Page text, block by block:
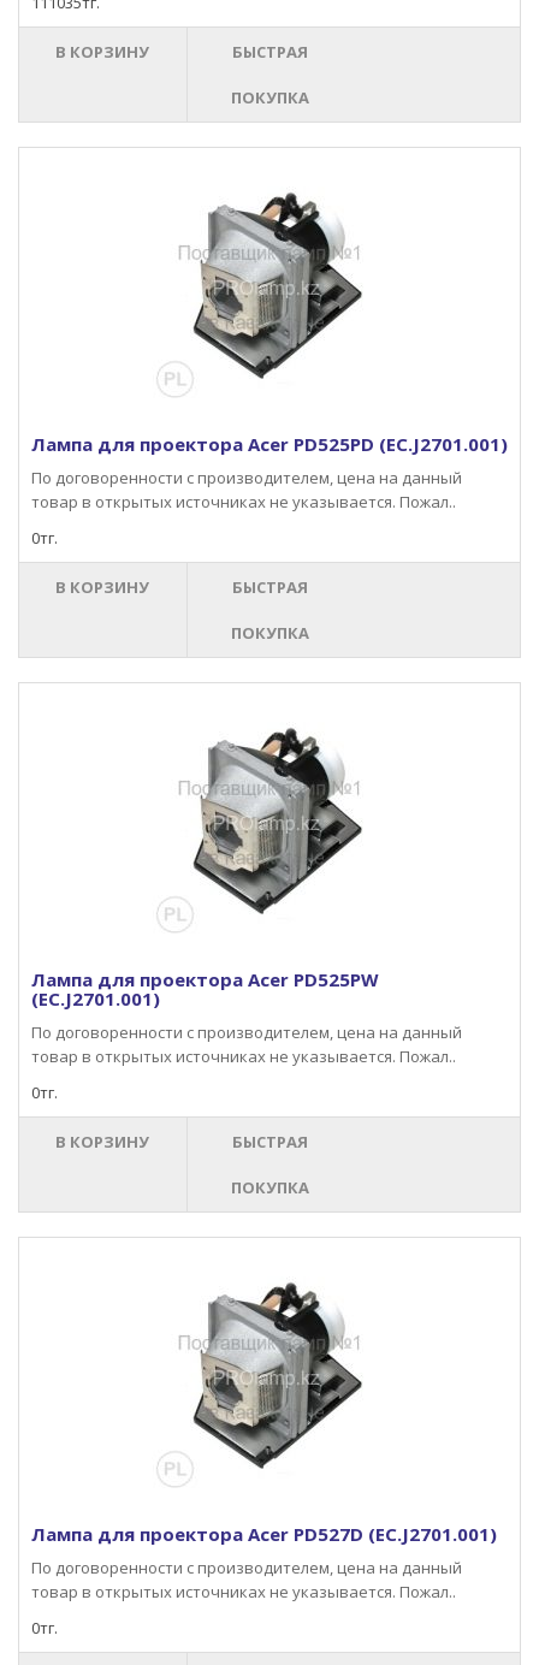
В КОРЗИНУ БЫСТРАЯ
ПОКУПКА
Лампа для проектора Acer PD525PD (EC.J2701.001)
По договоренности с производителем, цена на данный
товар в открытых источниках не указывается. Пожал..
0тг.
В КОРЗИНУ БЫСТРАЯ
ПОКУПКА
Лампа для проектора Acer PD525PW
(EC.J2701.001)
По договоренности с производителем, цена на данный
товар в открытых источниках не указывается. Пожал..
0тг.
В КОРЗИНУ БЫСТРАЯ
ПОКУПКА
Лампа для проектора Acer PD527D (EC.J2701.001)
По договоренности с производителем, цена на данный
товар в открытых источниках не указывается. Пожал..
0тг.